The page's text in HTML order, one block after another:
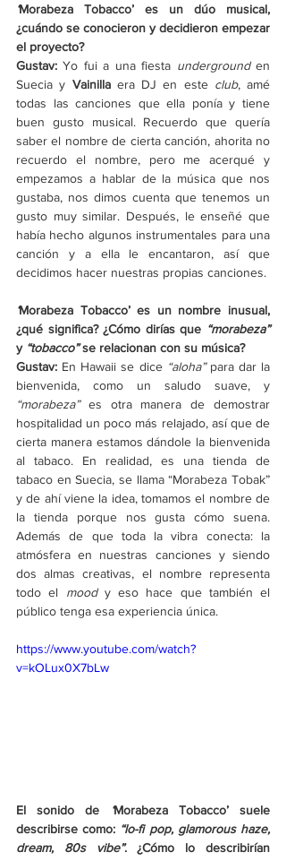
‘Morabeza Tobacco’ es un dúo musical,
¿cuándo se conocieron y decidieron empezar
el proyecto?
Gustav: Yo fui a una fiesta underground en
Suecia y Vainilla era DJ en este club, amé
todas las canciones que ella ponía y tiene
buen gusto musical. Recuerdo que quería
saber el nombre de cierta canción, ahorita no
recuerdo el nombre, pero me acerqué y
empezamos a hablar de la música que nos
gustaba, nos dimos cuenta que tenemos un
gusto muy similar. Después, le enseñé que
había hecho algunos instrumentales para una
canción y a ella le encantaron, así que
decidimos hacer nuestras propias canciones.
‘Morabeza Tobacco’ es un nombre inusual,
¿qué significa? ¿Cómo dirías que
“morabeza”
y “tobacco” se relacionan con su música?
Gustav: En Hawaii se dice “aloha” para dar la
“morabeza” es otra manera de demostrar
hospitalidad un poco más relajado, así que de
cierta manera estamos dándole la bienvenida
al tabaco. En realidad, es una tienda de
tabaco en Suecia, se llama “Morabeza Tobak”
y de ahí viene la idea, tomamos el nombre de
la tienda porque nos gusta cómo suena.
Además de que toda la vibra conecta: la
atmósfera en nuestras canciones y siendo
dos almas creativas, el nombre representa
todo el mood y eso hace que también el
público tenga esa experiencia única.
https://www.youtube.com/watch?
v=kOLux0X7bLw
El sonido de ‘Morabeza Tobacco’ suele
describirse como: “lo-fi pop, glamorous haze,
dream, 80s vibe”. ¿Cómo lo describirían